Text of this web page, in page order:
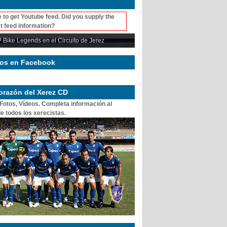
to get Youtube feed. Did you supply the
feed information?
Bike Legends en el Circuito de Jerez
en Facebook
del Xerez CD
Vídeos. Completa información al
todos los xerecistas.